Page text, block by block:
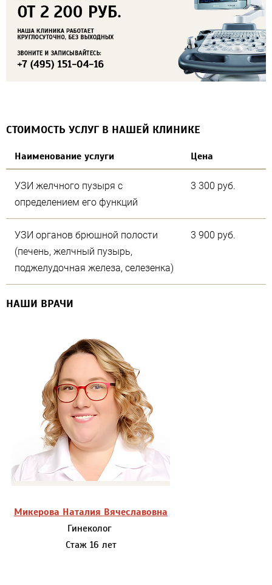
СТОИМОСТЬ УСЛУГ В НАШЕЙ КЛИНИКЕ
Наименование услуги Цена
УЗИ желчного пузыря с
определением его функций
3 300 руб.
УЗИ органов брюшной полости
(печень, желчный пузырь,
поджелудочная железа, селезенка)
3 900 руб.
НАШИ ВРАЧИ
Микерова Наталия Вячеславовна
Гинеколог
Стаж 16 лет